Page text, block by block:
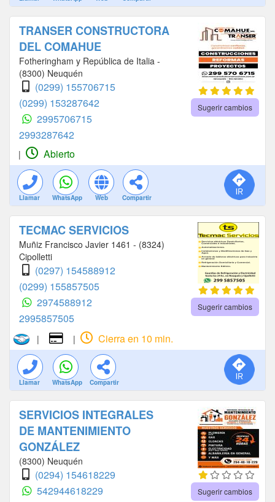
TRANSER CONSTRUCTORA
DEL COMAHUE
Fotheringham y República de Italia -
(8300) Neuquén
(0299) 155706715
(0299) 153287642
2995706715
2993287642
Sugerir cambios
| Abierto
Llamar WhatsApp Web Compartir
TECMAC SERVICIOS
Muñiz Francisco Javier 1461 - (8324)
Cipolletti
(0297) 154588912
(0299) 155857505
2974588912
2995857505
Sugerir cambios
| | Cierra en 10 min.
Llamar WhatsApp Compartir
SERVICIOS INTEGRALES
DE MANTENIMIENTO
GONZÁLEZ
(8300) Neuquén
(0294) 154618229
542944618229
Sugerir cambios